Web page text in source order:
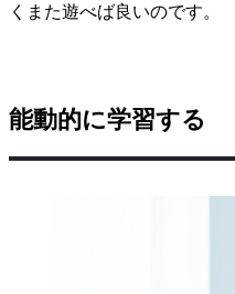
くまた遊べば良いのです。
能動的に学習する